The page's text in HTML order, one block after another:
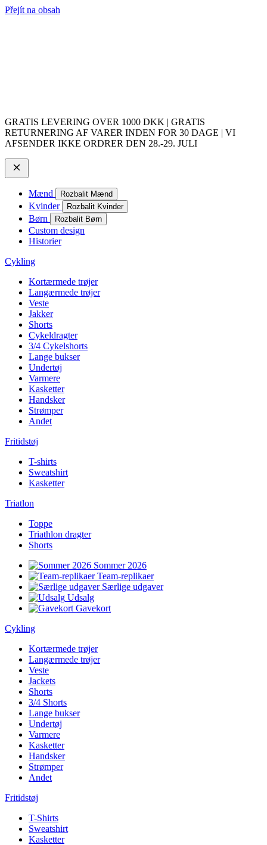
Přejít na obsah
GRATIS LEVERING OVER 1000 DKK | GRATIS
RETURNERING AF VARER INDEN FOR 30 DAGE | VI
AFSENDER IKKE ORDRER DEN 28.-29. JULI
Mænd Rozbalit Mænd
Kvinder Rozbalit Kvinder
Børn Rozbalit Børn
Custom design
Historier
Cykling
Kortærmede trøjer
Langærmede trøjer
Veste
Jakker
Shorts
Cykeldragter
3/4 Cykelshorts
Lange bukser
Undertøj
Varmere
Kasketter
Handsker
Strømper
Andet
Fritidstøj
T-shirts
Sweatshirt
Kasketter
Triatlon
Toppe
Triathlon dragter
Shorts
Sommer 2026
Team-replikaer
Særlige udgaver
Udsalg
Gavekort
Cykling
Kortærmede trøjer
Langærmede trøjer
Veste
Jackets
Shorts
3/4 Shorts
Lange bukser
Undertøj
Varmere
Kasketter
Handsker
Strømper
Andet
Fritidstøj
T-Shirts
Sweatshirt
Kasketter